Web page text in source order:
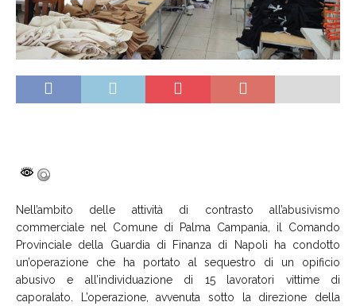
Nell’ambito delle attività di contrasto all’abusivismo
commerciale nel Comune di Palma Campania, il Comando
Provinciale della Guardia di Finanza di Napoli ha condotto
un’operazione che ha portato al sequestro di un opificio
abusivo e all’individuazione di 15 lavoratori vittime di
caporalato. L’operazione, avvenuta sotto la direzione della